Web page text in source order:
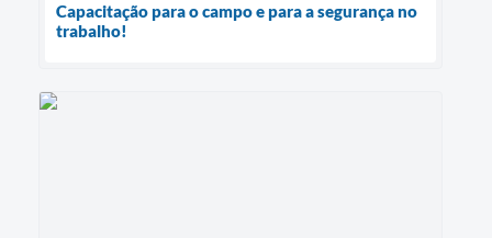
Capacitação para o campo e para a segurança no
trabalho!